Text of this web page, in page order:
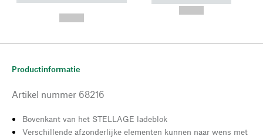
Productinformatie
Artikel nummer 68216
Bovenkant van het STELLAGE ladeblok
Verschillende afzonderlijke elementen kunnen naar wens met